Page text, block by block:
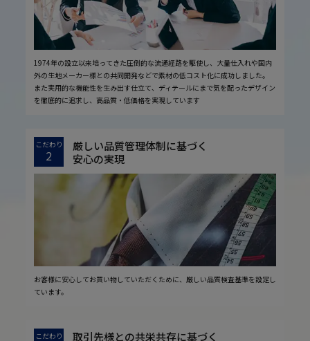
1974年の設立以来培ってきた圧倒的な流通経路を駆使し、大量仕入れや国内
外の生地メーカー様との共同開発などで素材の低コスト化に成功しました。
また実用的な機能性を生み出す仕立て、ディテールにまで気を配ったデザイン
を徹底的に追求し、高品質・低価格を実現しています
こだわり
2
厳しい品質管理体制に基づく
安心の実現
お客様に安心してお買い物していただくために、厳しい品質検査基準を設定し
ています。
こだわり
取引先様との共栄共存に基づく